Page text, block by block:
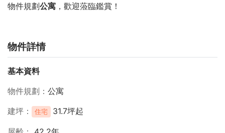
物件規劃公寓 ，歡迎蒞臨鑑賞！
物件詳情
基本資料
物件規劃
公寓
建坪
住宅 31.7坪起